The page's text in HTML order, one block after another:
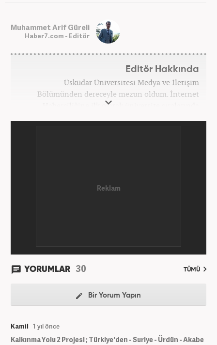
Muhammet Arif Güreli
Haber7.com - Editör
Editör Hakkında
Üsküdar Üniversitesi Medya ve İletişim
Bölümünden dereceyle mezun oldum. İnternet
Haberciliğine ilk olarak üniversite sıralarında
grafik ve video hazırladım. Kariyerime Haber7'de
YORUMLAR 30 TÜMÜ
Bir Yorum Yapın
Kamil 1 yıl önce
Kalkınma Yolu 2 Projesi ; Türkiye'den - Suriye - Ürdün - Akabe